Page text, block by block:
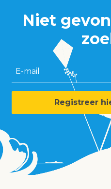
Niet
E-mail
Registreer